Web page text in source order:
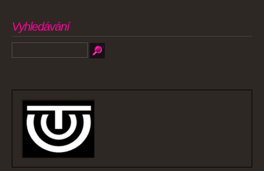
Vyhledávání